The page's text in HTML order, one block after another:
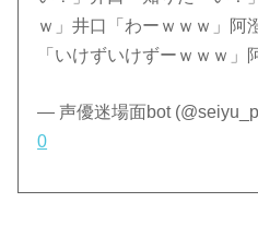
ｗ」井口「わーｗｗｗ」阿
「いけずいけずーｗｗｗ」
— 声優迷場面bot
0